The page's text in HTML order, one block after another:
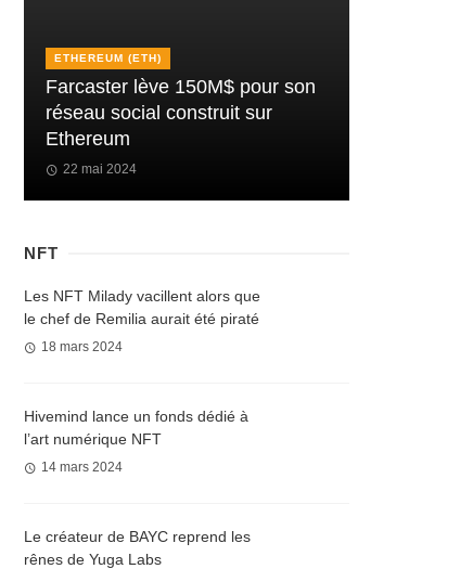
ETHEREUM (ETH)
Farcaster lève 150M$ pour son
réseau social construit sur
Ethereum
22 mai 2024
NFT
Les NFT Milady vacillent alors que
le chef de Remilia aurait été piraté
18 mars 2024
Hivemind lance un fonds dédié à
l’art numérique NFT
14 mars 2024
Le créateur de BAYC reprend les
rênes de Yuga Labs